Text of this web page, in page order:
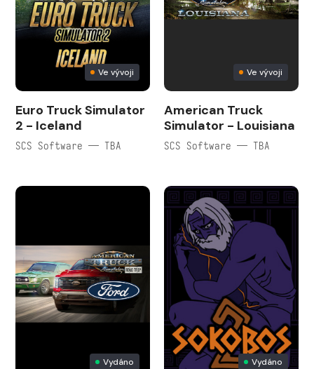
Ve vývoji
Euro Truck Simulator
2 - Iceland
SCS Software — TBA
Ve vývoji
American Truck
Simulator - Louisiana
SCS Software — TBA
Vydáno Vydáno